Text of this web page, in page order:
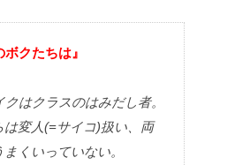
ボクたちは』
クはクラスのはみだし者。
は変人(=サイコ)扱い、両
くいっていない。